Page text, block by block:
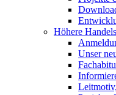
Höhere
Unser